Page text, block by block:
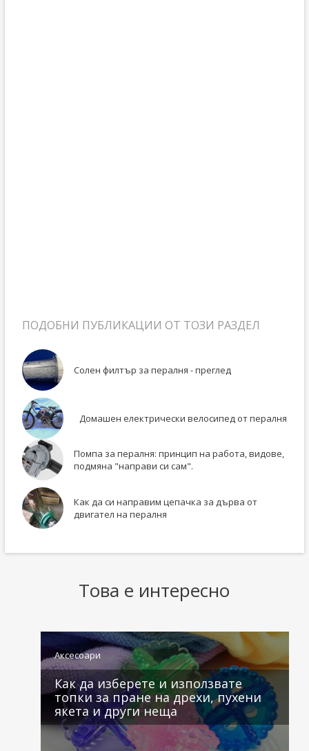
ПОДОБНИ ПУБЛИКАЦИИ ОТ ТОЗИ РАЗДЕЛ
Солен филтър за пералня - преглед
Домашен електрически велосипед от пералня
Помпа за пералня: принцип на работа, видове,
подмяна "направи си сам".
Как да си направим цепачка за дърва от
двигател на пералня
Това е интересно
Аксесоари
Как да изберете и използвате
топки за пране на дрехи, пухени
якета и други неща